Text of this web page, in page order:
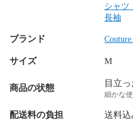
シャツ
長袖
ブランド
サイズ M
商品の状態 目立
細かな
配送料の負担 送料